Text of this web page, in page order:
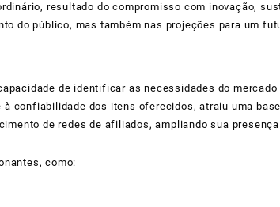
resultado do compromisso com inovação,
do público, mas também nas projeções para um
de identificar as necessidades do
confiabilidade dos itens oferecidos, atraiu uma
de redes de afiliados, ampliando sua
como: